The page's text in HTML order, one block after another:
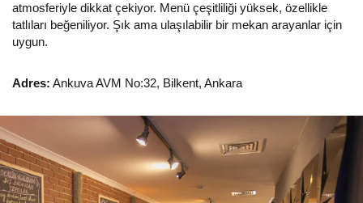
atmosferiyle dikkat çekiyor. Menü çeşitliliği yüksek, özellikle
tatlıları beğeniliyor. Şık ama ulaşılabilir bir mekan arayanlar için
uygun.
Adres: Ankuva AVM No:32, Bilkent, Ankara